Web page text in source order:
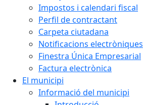
Impostos i calendari fiscal
Perfil de contractant
Carpeta ciutadana
Notificacions electròniques
Finestra Única Empresarial
Factura electrònica
El municipi
Informació del municipi